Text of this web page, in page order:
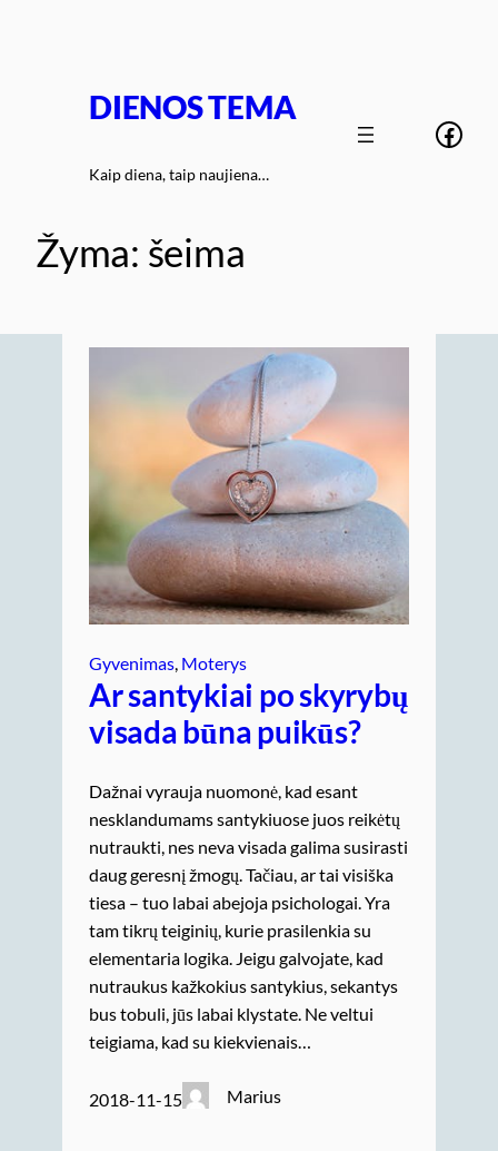
DIENOS TEMA
Kaip diena, taip naujiena…
Žyma: šeima
Gyvenimas, Moterys
Ar santykiai po skyrybų
visada būna puikūs?
Dažnai vyrauja nuomonė, kad esant
nesklandumams santykiuose juos reikėtų
nutraukti, nes neva visada galima susirasti
daug geresnį žmogų. Tačiau, ar tai visiška
tiesa – tuo labai abejoja psichologai. Yra
tam tikrų teiginių, kurie prasilenkia su
elementaria logika. Jeigu galvojate, kad
nutraukus kažkokius santykius, sekantys
bus tobuli, jūs labai klystate. Ne veltui
teigiama, kad su kiekvienais…
2018-11-15 Marius